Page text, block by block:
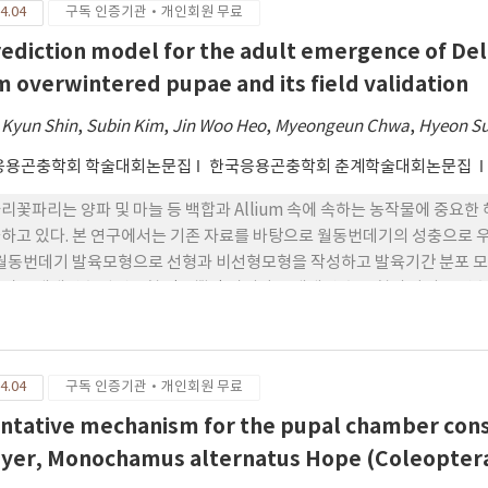
구독 인증기관·개인회원 무료
model for the adult emergence of
overwintered pupae and its field validation
Shin, Subin Kim, Jin Woo Heo, Myeongeun Chwa, Hyeon
용곤충학회 학술대회논문집 한국응용곤충학회 춘계학술대회논문집
꽃파리는 양파 및 마늘 등 백합과 Allium 속에 속하는 농작물에 중요
고 있다. 본 연구에서는 기존 자료를 바탕으로 월동번데기의 성충으로
동번데기 발육모형으로 선형과 비선형모형을 작성하고 발육기간 분포
바탕으로 시간별온도자료를 이용한 발육률 적산모형은 선발하였다.
에서 실측일과 편차가 3일과 차이가 없었다. 비선형 발육률 적산모형
균편차가 6.5일로 다소 증가하였다.
구독 인증기관·개인회원 무료
mechanism for the pupal chamber
Monochamus alternatus Hope